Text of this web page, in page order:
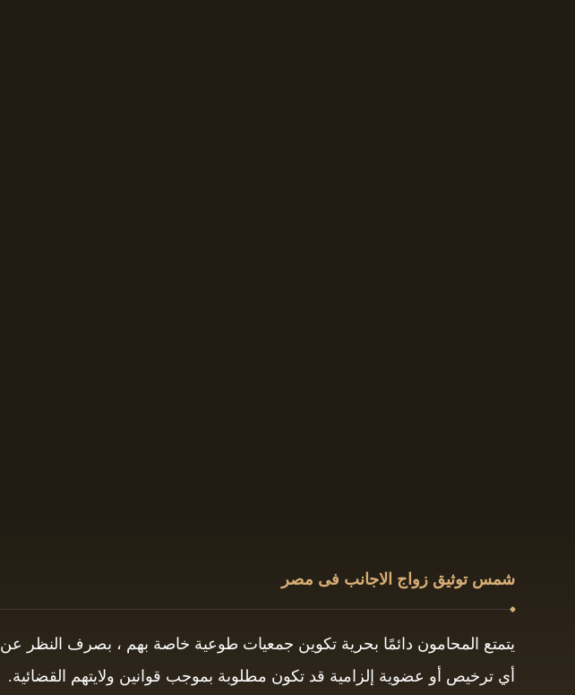
شمس توثيق زواج الاجانب فى مصر
يتمتع المحامون دائمًا بحرية تكوين جمعيات طوعية خاصة بهم ، بصرف النظر عن
أي ترخيص أو عضوية إلزامية قد تكون مطلوبة بموجب قوانين ولايتهم القضائية.